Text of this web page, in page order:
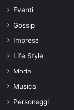
Eventi
Gossip
Imprese
Life Style
Moda
Musica
Personaggi